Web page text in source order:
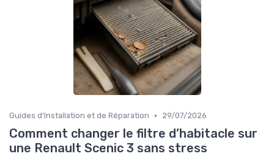
Guides d'Installation et de Réparation • 29/07/2026
Comment changer le filtre d’habitacle sur
une Renault Scenic 3 sans stress